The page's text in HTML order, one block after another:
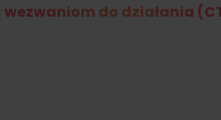
wezwaniom do działania